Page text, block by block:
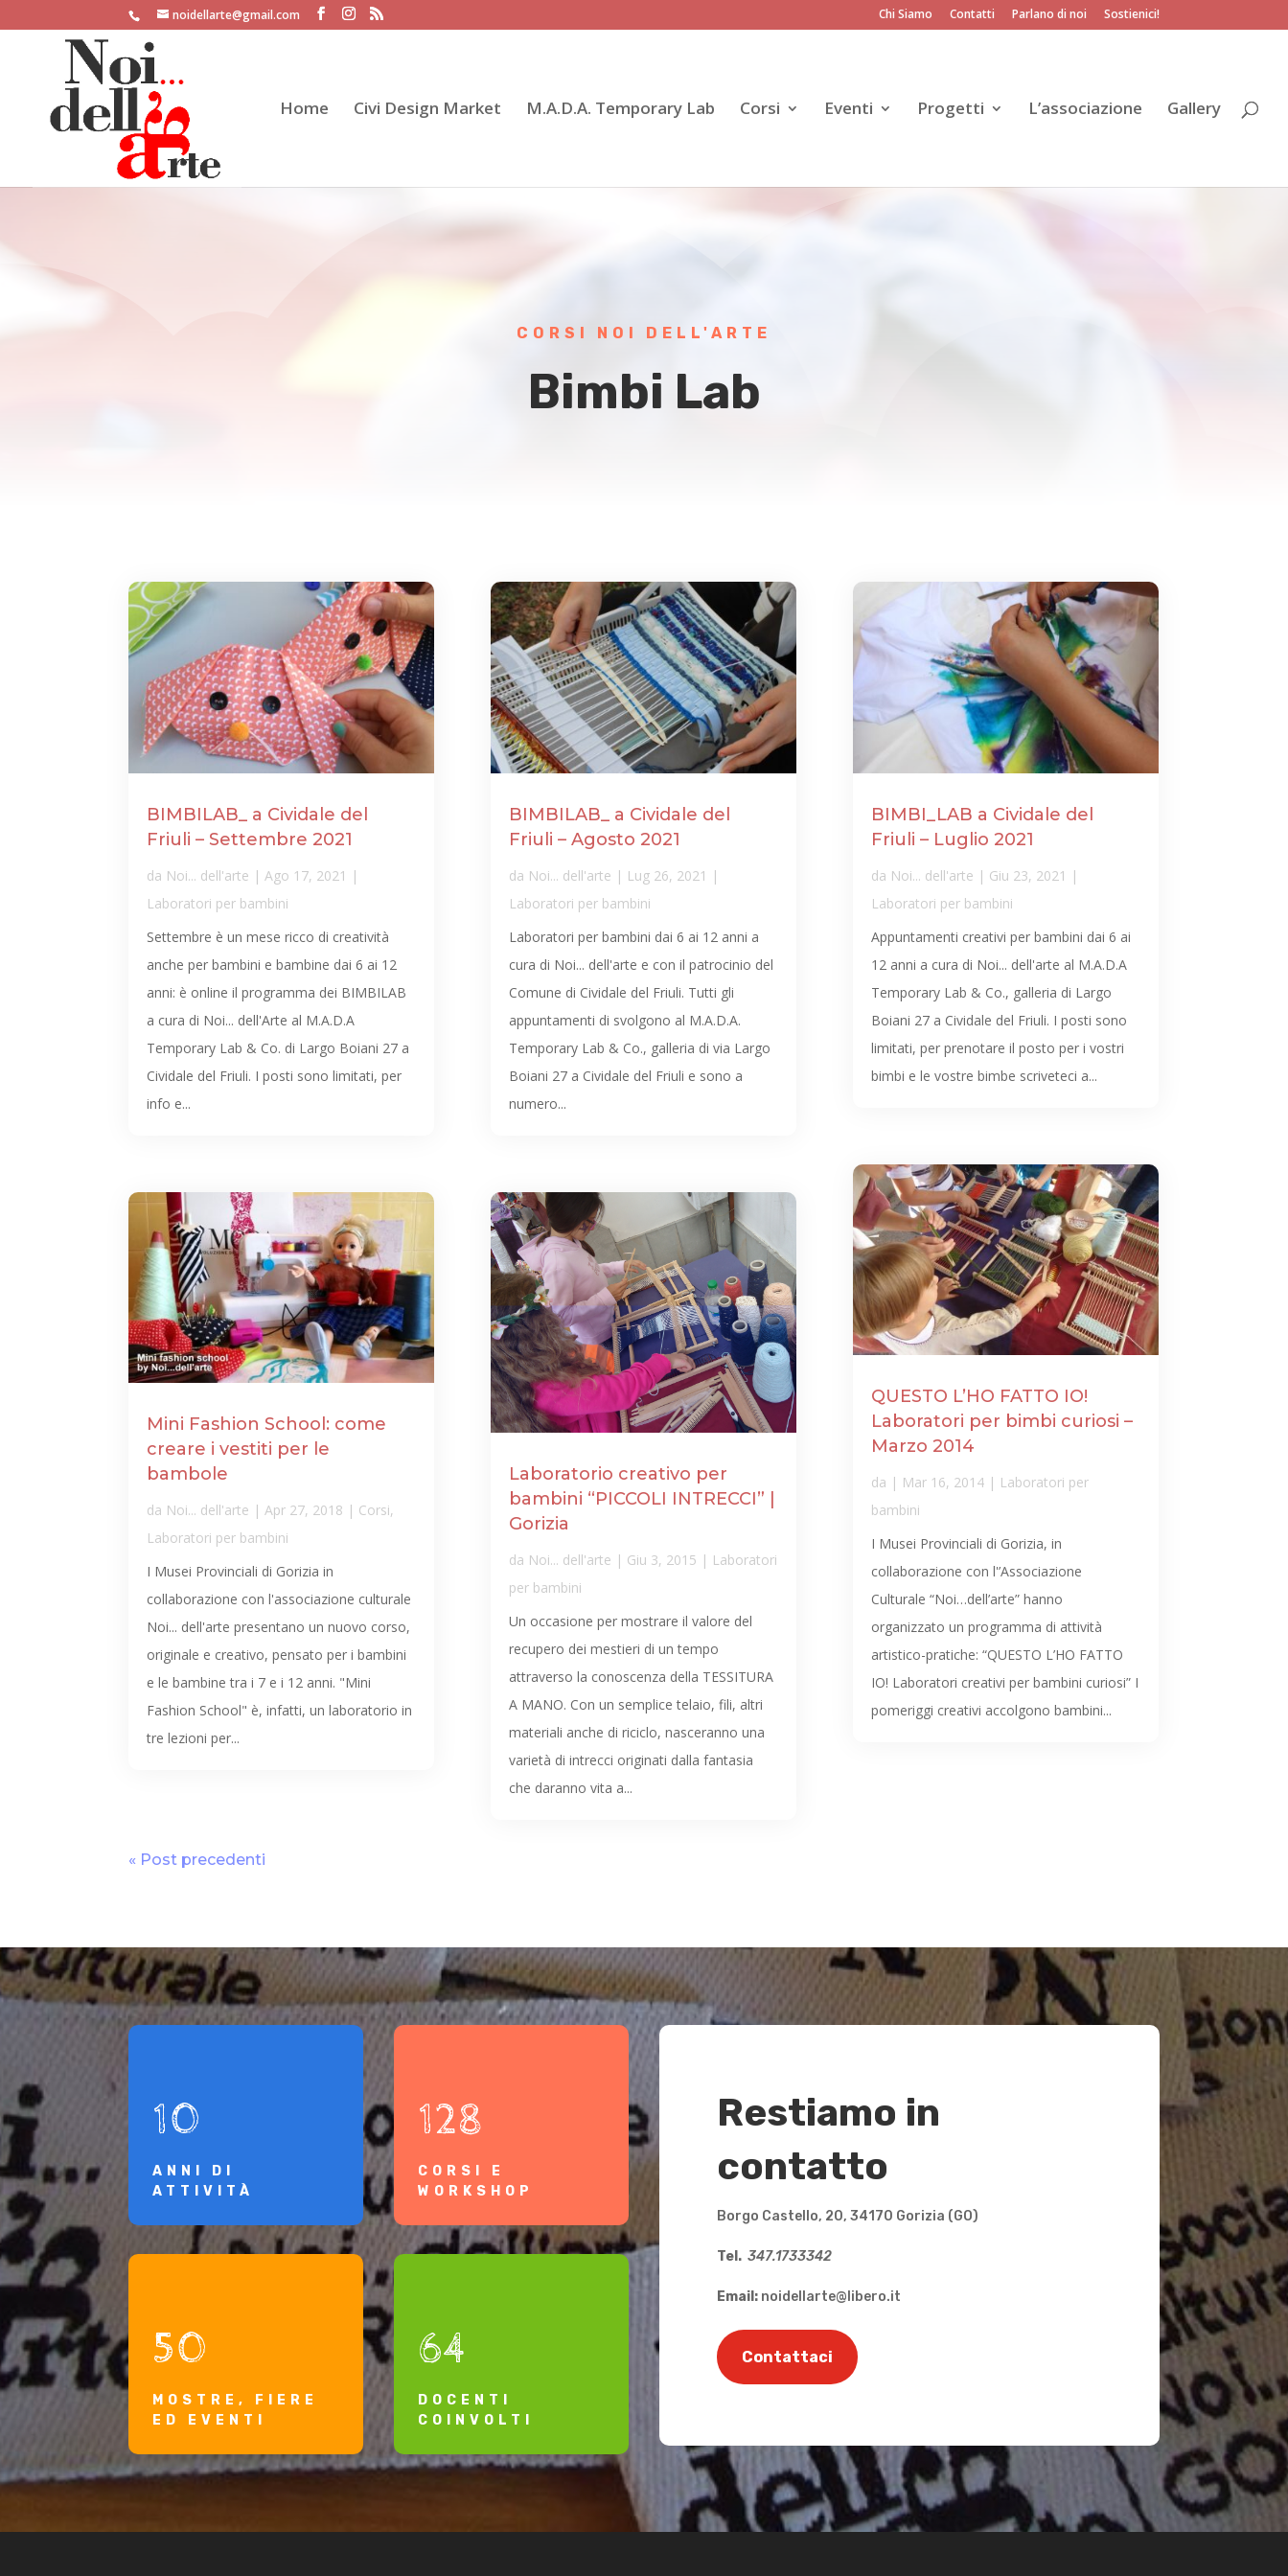
noidellarte@gmail.com Chi Siamo Contatti Parlano di noi Sostienici!
Home Civi Design Market M.A.D.A. Temporary Lab Corsi Eventi Progetti L’associazione Gallery
CORSI NOI DELL'ARTE
Bimbi Lab
BIMBILAB_ a Cividale del
Friuli – Settembre 2021
da Noi... dell'arte | Ago 17, 2021 |
Laboratori per bambini
Settembre è un mese ricco di creatività
anche per bambini e bambine dai 6 ai 12
anni: è online il programma dei BIMBILAB
a cura di Noi... dell'Arte al M.A.D.A
Temporary Lab & Co. di Largo Boiani 27 a
Cividale del Friuli. I posti sono limitati, per
info e...
Mini Fashion School: come
creare i vestiti per le
bambole
da Noi... dell'arte |Apr 27, 2018 | Corsi,
Laboratori per bambini
I Musei Provinciali di Gorizia in
collaborazione con l'associazione culturale
Noi... dell'arte presentano un nuovo corso,
originale e creativo, pensato per i bambini
e le bambine tra i 7 e i 12 anni. "Mini
Fashion School" è, infatti, un laboratorio in
tre lezioni per...
BIMBILAB_ a Cividale del
Friuli – Agosto 2021
da Noi... dell'arte | Lug 26, 2021 |
Laboratori per bambini
Laboratori per bambini dai 6 ai 12 anni a
cura di Noi... dell'arte e con il patrocinio del
Comune di Cividale del Friuli. Tutti gli
appuntamenti di svolgono al M.A.D.A.
Temporary Lab & Co., galleria di via Largo
Boiani 27 a Cividale del Friuli e sono a
numero...
Laboratorio creativo per
bambini “PICCOLI INTRECCI” |
Gorizia
da Noi... dell'arte | Giu 3, 2015 | Laboratori
per bambini
Un occasione per mostrare il valore del
recupero dei mestieri di un tempo
attraverso la conoscenza della TESSITURA
A MANO. Con un semplice telaio, fili, altri
materiali anche di riciclo, nasceranno una
varietà di intrecci originati dalla fantasia
che daranno vita a...
BIMBI_LAB a Cividale del
Friuli – Luglio 2021
da Noi... dell'arte | Giu 23, 2021 |
Laboratori per bambini
Appuntamenti creativi per bambini dai 6 ai
12 anni a cura di Noi... dell'arte al M.A.D.A
Temporary Lab & Co., galleria di Largo
Boiani 27 a Cividale del Friuli. I posti sono
limitati, per prenotare il posto per i vostri
bimbi e le vostre bimbe scriveteci a...
QUESTO L’HO FATTO IO!
Laboratori per bimbi curiosi –
Marzo 2014
da | Mar 16, 2014| Laboratori per
bambini
I Musei Provinciali di Gorizia, in
collaborazione con l'’Associazione
Culturale “Noi…dell’arte” hanno
organizzato un programma di attività
artistico-pratiche: “QUESTO L’HO FATTO
IO! Laboratori creativi per bambini curiosi” I
pomeriggi creativi accolgono bambini...
« Post precedenti
10
ANNI DI
ATTIVITÀ
50
MOSTRE, FIERE
ED EVENTI
128
CORSI E
WORKSHOP
64
DOCENTI
COINVOLTI
Restiamo in
contatto
Borgo Castello, 20, 34170 Gorizia (GO)
Tel. 347.1733342
Email: noidellarte@libero.it
Contattaci